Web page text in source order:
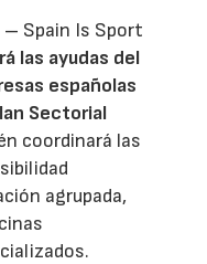
– Spain Is Sport
las ayudas del
españolas
Sectorial
coordinará las
agrupada,